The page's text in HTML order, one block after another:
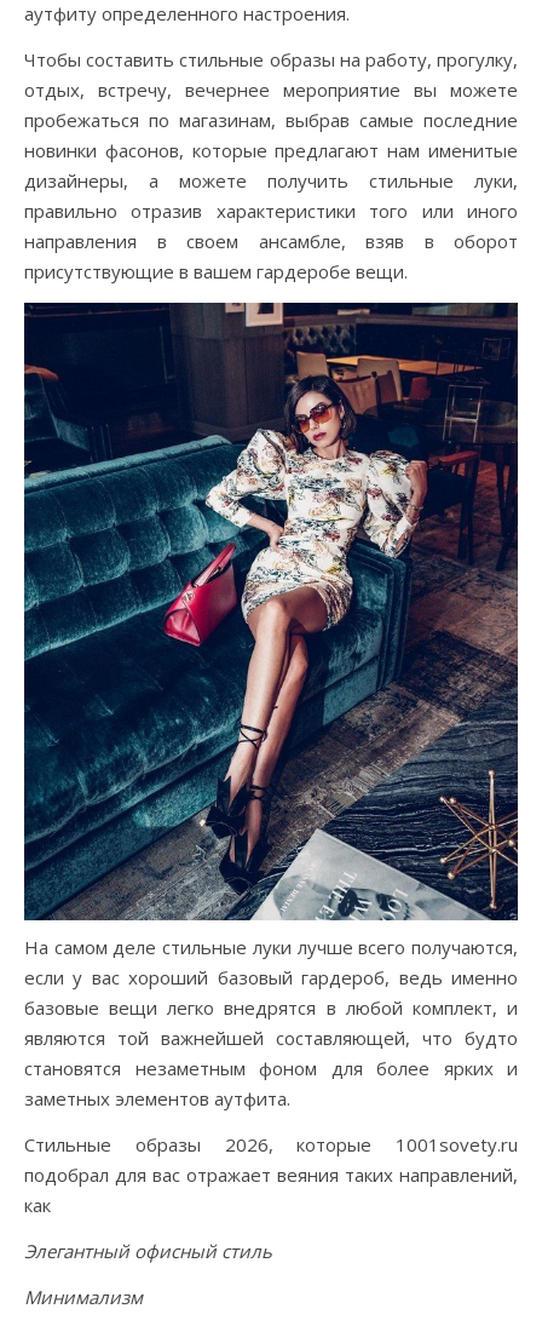
аутфиту определенного настроения.
Чтобы составить стильные образы на работу, прогулку,
отдых, встречу, вечернее мероприятие вы можете
пробежаться по магазинам, выбрав самые последние
новинки фасонов, которые предлагают нам именитые
дизайнеры, а можете получить стильные луки,
правильно отразив характеристики того или иного
направления в своем ансамбле, взяв в оборот
присутствующие в вашем гардеробе вещи.
На самом деле стильные луки лучше всего получаются,
если у вас хороший базовый гардероб, ведь именно
базовые вещи легко внедрятся в любой комплект, и
являются той важнейшей составляющей, что будто
становятся незаметным фоном для более ярких и
заметных элементов аутфита.
Стильные образы 2026, которые 1001sovety.ru
подобрал для вас отражает веяния таких направлений,
как
Элегантный офисный стиль
Минимализм